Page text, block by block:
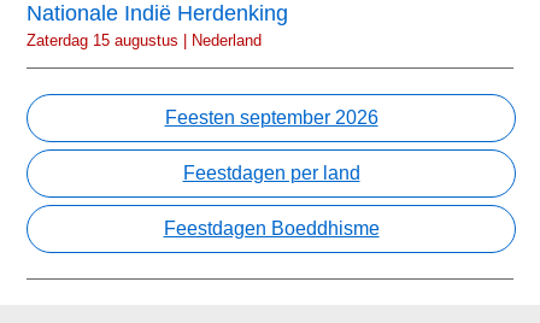
Nationale Indië Herdenking
Zaterdag 15 augustus | Nederland
Feesten september 2026
Feestdagen per land
Feestdagen Boeddhisme